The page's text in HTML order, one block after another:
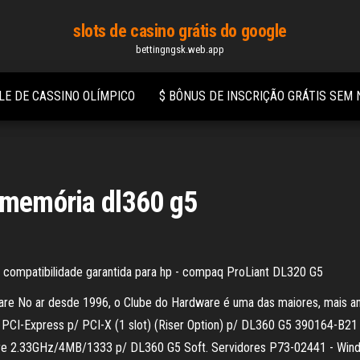
slots de casino grátis do google
bettingngsk.web.app
DE CASSINO OLÍMPICO $ BÔNUS DE INSCRIÇÃO GRÁTIS SEM
dl360 g5
garantida para hp - compaq ProLiant DL320 G5
No ar desde 1996, o Clube do Hardware é uma das maiores, mais
Express p/ PCI-X (1 slot) (Riser Option) p/ DL360 G5 390164-
2.33GHz/4MB/1333 p/ DL360 G5 Soft. Servidores P73-02441 -